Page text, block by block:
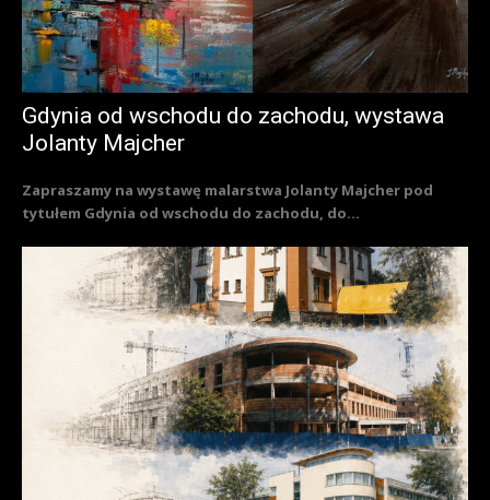
Gdynia od wschodu do zachodu, wystawa
Jolanty Majcher
Zapraszamy na wystawę malarstwa Jolanty Majcher pod
tytułem Gdynia od wschodu do zachodu, do...